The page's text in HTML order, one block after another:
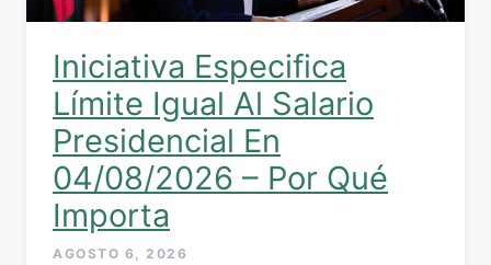
Iniciativa Especifica
Límite Igual Al Salario
Presidencial En
04/08/2026 – Por Qué
Importa
AGOSTO 6, 2026